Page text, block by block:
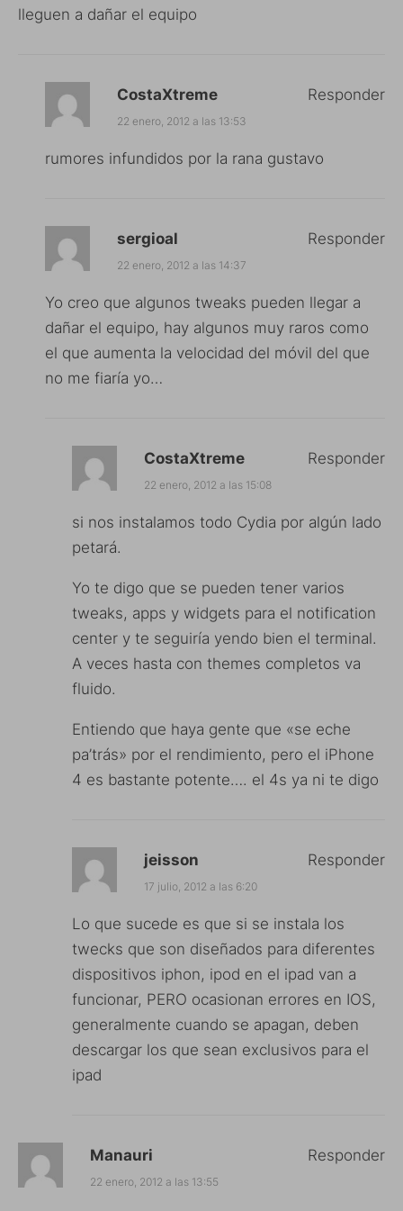
lleguen a dañar el equipo
CostaXtreme
22 enero, 2012 a las 13:53
rumores infundidos por la rana gustavo
Responder
sergioal
22 enero, 2012 a las 14:37
Yo creo que algunos tweaks pueden llegar a
dañar el equipo, hay algunos muy raros como
el que aumenta la velocidad del móvil del que
no me fiaría yo…
Responder
CostaXtreme
22 enero, 2012 a las 15:08
si nos instalamos todo Cydia por algún lado
petará.
Yo te digo que se pueden tener varios
tweaks, apps y widgets para el notification
center y te seguiría yendo bien el terminal.
A veces hasta con themes completos va
fluido.
Entiendo que haya gente que «se eche
pa’trás» por el rendimiento, pero el iPhone
4 es bastante potente…. el 4s ya ni te digo
Responder
jeisson
17 julio, 2012 a las 6:20
Lo que sucede es que si se instala los
twecks que son diseñados para diferentes
dispositivos iphon, ipod en el ipad van a
funcionar, PERO ocasionan errores en IOS,
generalmente cuando se apagan, deben
descargar los que sean exclusivos para el
ipad
Responder
Manauri
22 enero, 2012 a las 13:55
Responder